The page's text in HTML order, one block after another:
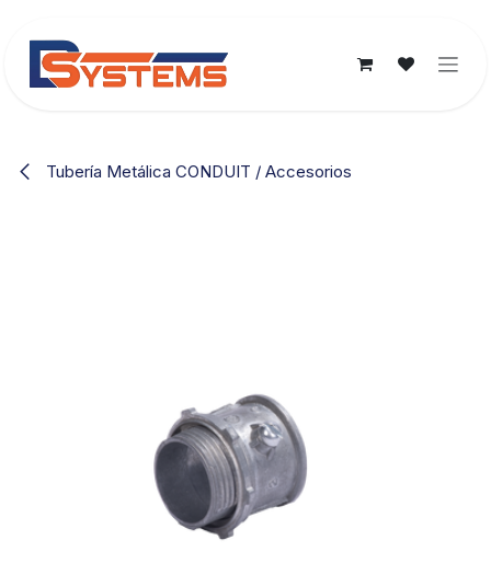
Tubería Metálica CONDUIT / Accesorios